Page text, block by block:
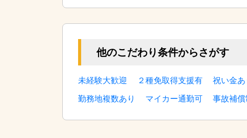
他のこだわり条件からさがす
未経験大歓迎 ２種免取得支援有 祝い金あ
勤務地複数あり マイカー通勤可 事故補